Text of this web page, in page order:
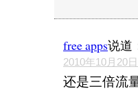
free apps说道
2010年10月20
还是三倍流